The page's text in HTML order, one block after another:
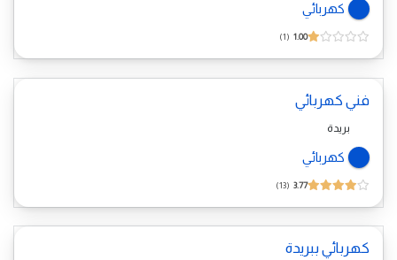
كهربائي
1.00
1
فني كهربائي
بريدة
كهربائي
3.77
13
كهربائي ببريدة